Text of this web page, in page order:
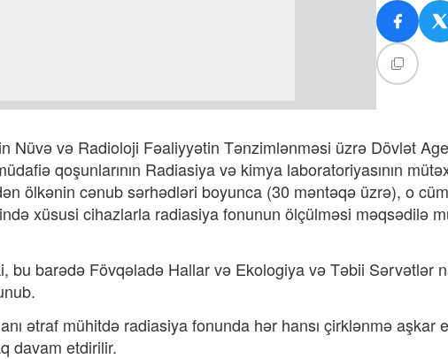
Nüvə və Radioloji Fəaliyyətin Tənzimlənməsi üzrə Dövlət
qoşunlarının Radiasiya və kimya laboratoriyasının
ölkənin cənub sərhədləri boyunca (30 məntəqə üzrə), o
xüsusi cihazlarla radiasiya fonunun ölçülməsi məqsədilə
bu barədə Fövqəladə Hallar və Ekologiya və Təbii Sərvətlər
ətraf mühitdə radiasiya fonunda hər hansı çirklənmə aşkar
davam etdirilir.